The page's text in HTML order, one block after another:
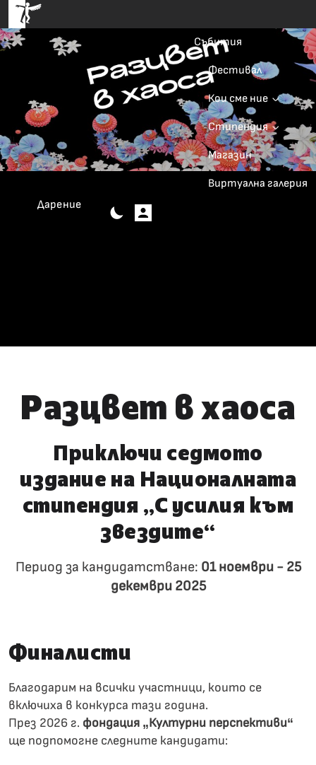
Дарение
Събития
Фестивал
Кои сме ние
Стипендия
Магазин
Виртуална галерия
Разцвет в хаоса
Приключи седмото
издание на Националната
стипендия „С усилия към
звездите“
Период за кандидатстване: 01 ноември - 25
декември 2025
Финалисти
Благодарим на всички участници, които се
включиха в конкурса тази година.
През 2026 г. фондация „Културни перспективи“
ще подпомогне следните кандидати: